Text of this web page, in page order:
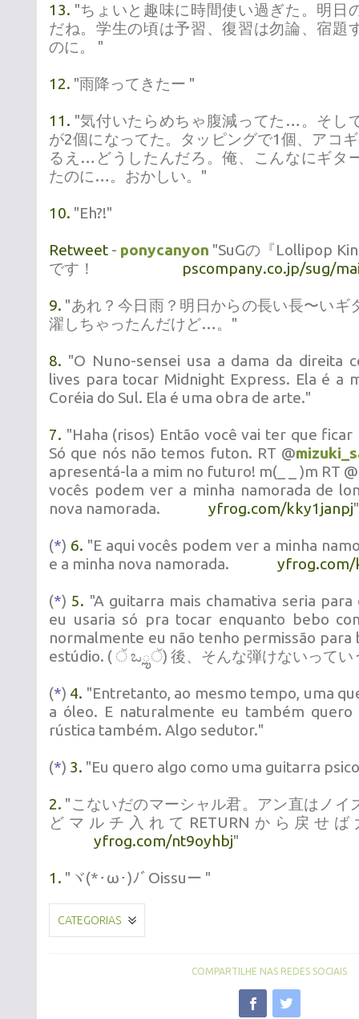
13. "ちょいと趣味に時間使い過ぎた。明日
だね。学生の頃は予習、復習は勿論、宿題
のに。 "
12. "雨降ってきたー "
11. "気付いたらめちゃ腹減ってた…。そし
が2個になってた。タッピングで1個、アコ
るえ…どうしたんだろ。俺、こんなにギタ
たのに…。おかしい。"
10. "Eh?!"
Retweet - ponycanyon "SuGの『Lollipop
です！
pscompany.co.jp/sug/
9. "あれ？今日雨？明日からの長い長〜いギ
濯しちゃったんだけど…。"
8. "O Nuno-sensei usa a dama da direita
lives para tocar Midnight Express. Ela é a
Coréia do Sul. Ela é uma obra de arte."
7. "Haha (risos) Então você vai ter que ficar
Só que nós não temos futon. RT @
apresentá-la a mim no futuro! m(_ _ )m RT @
vocês podem ver a minha namorada de
nova namorada.
yfrog.com/kky1janpj"
(*) 6. "E aqui vocês podem ver a minha
e a minha nova namorada.
yfrog.com/
(*) 5. "A guitarra mais chamativa seria para
eu usaria só pra tocar enquanto bebo
normalmente eu não tenho permissão para
estúdio. ( ੱ ಒౢੱ) 後、そんな弾けないってい
(*) 4. "Entretanto, ao mesmo tempo, uma
a óleo. E naturalmente eu também quero
rústica também. Algo sedutor."
(*) 3. "Eu quero algo como uma guitarra
2. "こないだのマーシャル君。アン直はノイ
どマルチ入れてRETURNから戻せ
yfrog.com/nt9oyhbj"
1. "ヾ(*･ω･)ﾉﾞOissuー "
CATEGORIAS
COMPARTILHE NAS REDES SOCIAIS